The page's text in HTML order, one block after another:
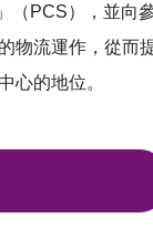
（PCS），並向
物流運作，從而
心的地位。